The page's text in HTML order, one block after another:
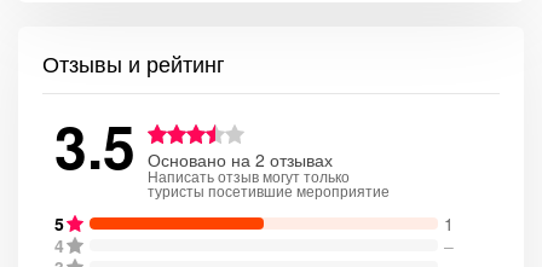
Отзывы и рейтинг
3.5 Основано на 2 отзывах
Написать отзыв могут только
туристы посетившие мероприятие
5
1
4
–